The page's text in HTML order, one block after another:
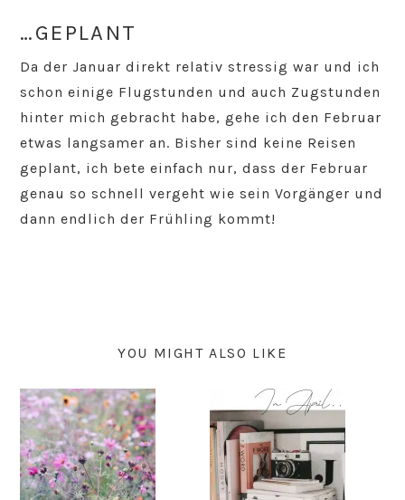
…GEPLANT
Da der Januar direkt relativ stressig war und ich
schon einige Flugstunden und auch Zugstunden
hinter mich gebracht habe, gehe ich den Februar
etwas langsamer an. Bisher sind keine Reisen
geplant, ich bete einfach nur, dass der Februar
genau so schnell vergeht wie sein Vorgänger und
dann endlich der Frühling kommt!
YOU MIGHT ALSO LIKE